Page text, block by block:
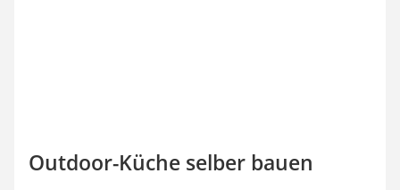
Outdoor-Küche selber bauen